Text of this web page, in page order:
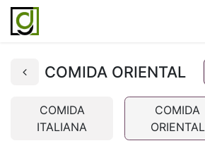
COMIDA ORIENTAL
COMIDA
ITALIANA
COMIDA
ORIENTAL